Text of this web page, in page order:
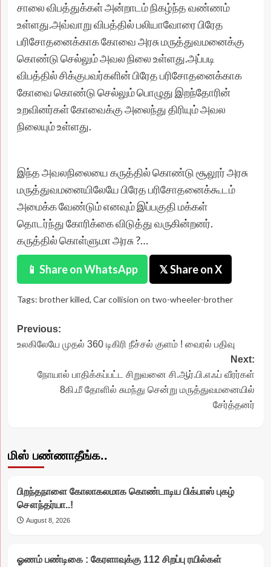
சாலை விபத்துக்கள் அன்றாடம் நிகழ்ந்த வண்ணம்
உள்ளது.அவ்வாறு விபத்தில் பலியாவோரை பிரேத
பரிசோதனைக்காக கோவை அரசு மருத்துவமனைக்கு
கொண்டு செல்லும் அவல நிலை உள்ளது.அப்படி
விபத்தில் சிக்குபவர்களின் பிரேத பரிசோதனைக்காக
கோவை கொண்டு செல்லும் பொழுது இறந்தோரின்
உறவினர்கள் கோவைக்கு அலைந்து திரியும் அவல
நிலையும் உள்ளது.
இந்த அவலநிலையை கருத்தில் கொண்டு சூலூர் அரசு
மருத்துவமனையிலேயே பிரேத பரிசோதனைக்கூடம்
அமைக்க வேண்டும் எனவும் இப்பகுதி மக்கள்
தொடர்ந்து கோரிக்கை விடுத்து வருகின்றனர்.
கருத்தில் கொள்ளுமா அரசு ?…
📱 Share on WhatsApp 𝕏 Share on X
Tags: brother killed, Car collision on two-wheeler-brother
Post
navigation
Previous:
உலகிலேயே முதல் 360 டிகிரி நீச்சல் குளம் ! வைரல் பதிவு
Next:
நோயால் பாதிக்கப்பட்ட சிறுவனை சி.ஆர்.பி.எஃப் வீரர்கள்
8கி.மீ தோளில் சுமந்து சென்று மருத்துவமனையில்
சேர்த்தனர்
மிஸ் பண்ணாதீங்க..
பிறந்தநாளை கோலாகலமாக கொண்டாடிய பிக்பாஸ் புகழ்
சௌந்தர்யா..!
August 8, 2026
ஓணம் பண்டிகை : கேரளாவுக்கு 112 சிறப்பு ரயில்கள்